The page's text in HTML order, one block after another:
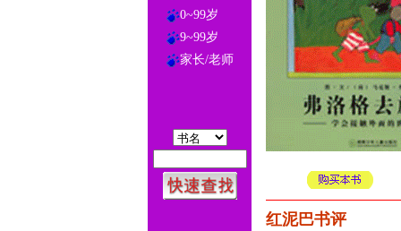
0~99岁
9~99岁
家长/老师
红泥巴书评